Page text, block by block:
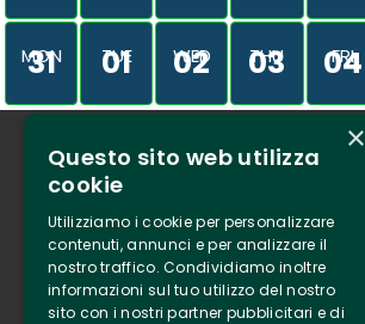
MON
31 TUE
01 WED
02 THU
03 FRI
04
Who we are
Tenuta Selvaggia
Contacts
Online ticketing
×
Questo sito web utilizza
cookie
Utilizziamo i cookie per personalizzare
contenuti, annunci e per analizzare il
nostro traffico. Condividiamo inoltre
informazioni sul tuo utilizzo del nostro
sito con i nostri partner pubblicitari e di